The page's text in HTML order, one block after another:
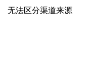
无法区分渠道来源